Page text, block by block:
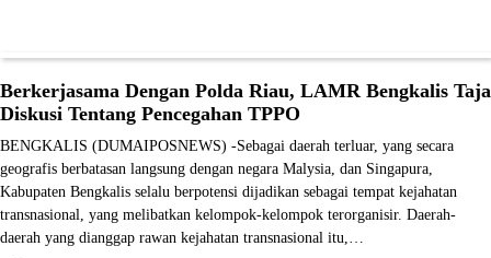
Berkerjasama Dengan Polda Riau, LAMR Bengkalis Taja
Diskusi Tentang Pencegahan TPPO
BENGKALIS (DUMAIPOSNEWS) -Sebagai daerah terluar, yang secara
geografis berbatasan langsung dengan negara Malysia, dan Singapura,
Kabupaten Bengkalis selalu berpotensi dijadikan sebagai tempat kejahatan
transnasional, yang melibatkan kelompok-kelompok terorganisir. Daerah-
daerah yang dianggap rawan kejahatan transnasional itu,…